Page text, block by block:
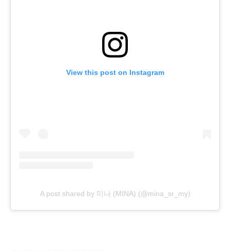
View this post on Instagram
A post shared by 미나 (MINA) (@mina_sr_my)